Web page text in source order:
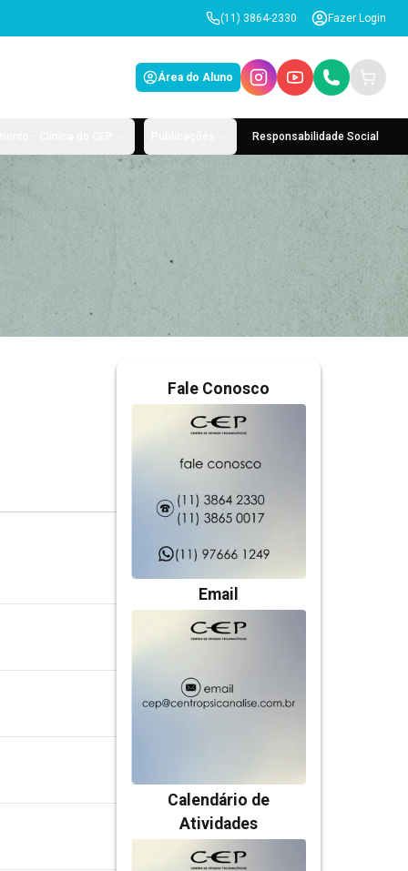
(11) 3864-2330 Fazer Login
Área do Aluno
Responsabilidade Social
Fale Conosco
Email
Calendário de
Atividades